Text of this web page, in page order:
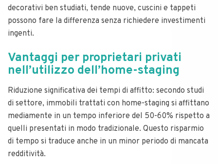
decorativi ben studiati, tende nuove, cuscini e tappeti
possono fare la differenza senza richiedere investimenti
ingenti.
Vantaggi per proprietari privati
nell’utilizzo dell’home-staging
Riduzione significativa dei tempi di affitto: secondo studi
di settore, immobili trattati con home-staging si affittano
mediamente in un tempo inferiore del 50-60% rispetto a
quelli presentati in modo tradizionale. Questo risparmio
di tempo si traduce anche in un minor periodo di mancata
redditività.